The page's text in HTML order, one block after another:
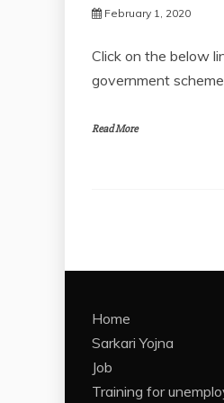
February 1, 2020
Click on the below
government
Read More
Home
Sarkari Yojna
Job
Training for